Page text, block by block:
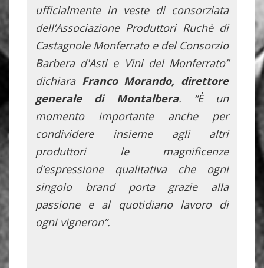
ufficialmente in veste di consorziata
dell’Associazione Produttori Ruchè di
Castagnole Monferrato e del Consorzio
Barbera d'Asti e Vini del Monferrato”
dichiara Franco Morando, direttore
generale di Montalbera. “È un
momento importante anche per
condividere insieme agli altri
produttori le magnificenze
d’espressione qualitativa che ogni
singolo brand porta grazie alla
passione e al quotidiano lavoro di
ogni vigneron”.